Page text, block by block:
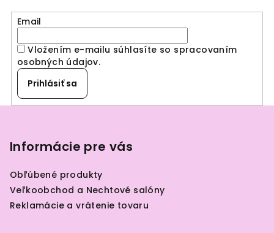
Email
Vložením e-mailu súhlasíte so spracovaním
osobných údajov.
Prihlásiť sa
Informácie pre vás
Obľúbené produkty
Veľkoobchod a Nechtové salóny
Reklamácie a vrátenie tovaru